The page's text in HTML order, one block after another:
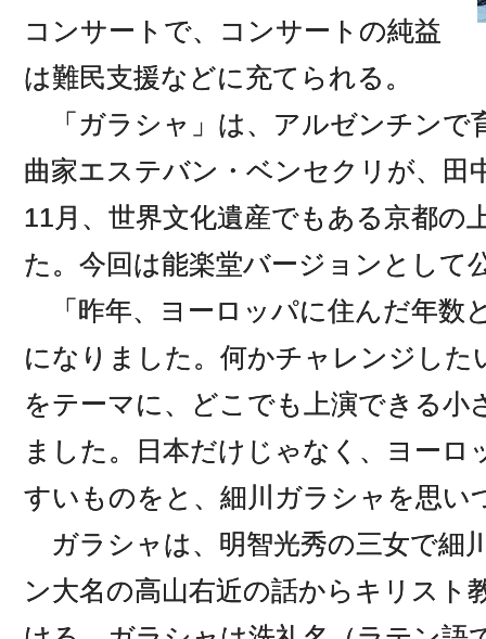
コンサートで、コンサートの純益
は難民支援などに充てられる。
「ガラシャ」は、アルゼンチンで
曲家エステバン・ベンセクリが、田
11月、世界文化遺産でもある京都の
た。今回は能楽堂バージョンとして
「昨年、ヨーロッパに住んだ年数
になりました。何かチャレンジした
をテーマに、どこでも上演できる小
ました。日本だけじゃなく、ヨーロ
すいものをと、細川ガラシャを思い
ガラシャは、明智光秀の三女で細
ン大名の高山右近の話からキリスト